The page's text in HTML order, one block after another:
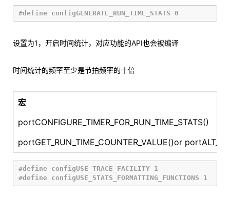
设置为1，开启时间统计，对应功能的API也会被编译
时间统计的频率至少是节拍频率的十倍
宏
portCONFIGURE_TIMER_FOR_RUN_TIME_STATS()
portGET_RUN_TIME_COUNTER_VALUE()or
#define configUSE_TRACE_FACILITY 1